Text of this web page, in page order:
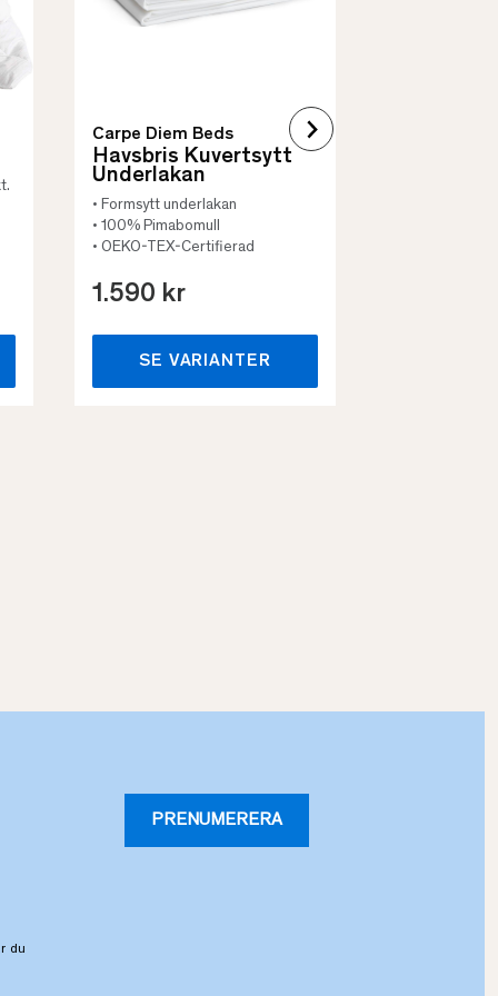
Carpe Diem Beds
Havsbris Kuvertsytt
Underlakan
• Formsytt underlakan
• 100% Pimabomull
• OEKO-TEX-Certifierad
1.590 kr
SE VARIANTER
PRENUMERERA
du